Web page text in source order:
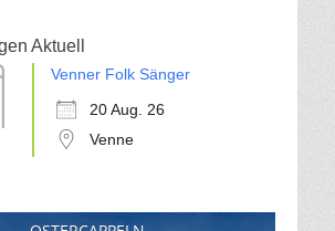
Aktuell
Venner Folk Sänger
20 Aug. 26
Venne